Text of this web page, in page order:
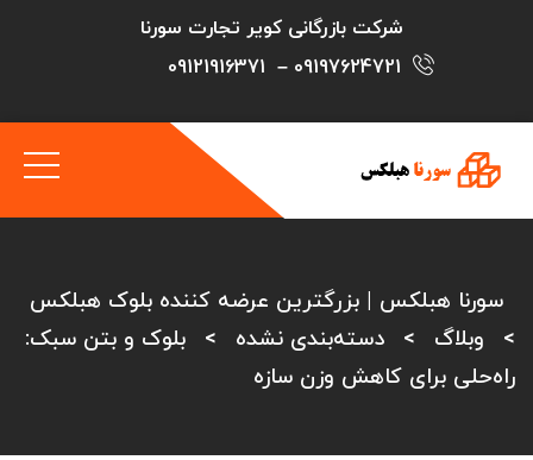
شرکت بازرگانی کویر تجارت سورنا
09197624721
–
09121916371
سورنا هبلکس | بزرگترین عرضه کننده بلوک هبلکس
>
وبلاگ > دسته‌بندی نشده >
بلوک و بتن سبک:
راه‌حلی برای کاهش وزن سازه